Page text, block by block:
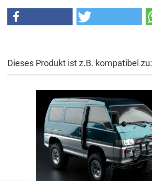
Dieses Produkt ist z.B. kompatibel zu: